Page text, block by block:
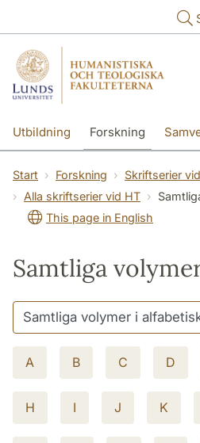
Utbildning Forskning
Start Forskning
Skriftserier
Alla skriftserier vid HT
This page in English
Samtliga
A B C D
H I J K